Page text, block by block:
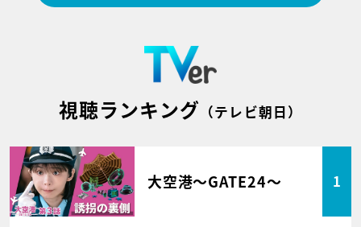
視聴ランキング （テレビ朝日）
大空港～GATE24～ 1